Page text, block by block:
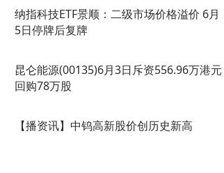
纳指科技ETF景顺：二级市场价格溢价 6月
5日停牌后复牌
昆仑能源(00135)6月3日斥资556.96万港元
回购78万股
【播资讯】中钨高新股价创历史新高